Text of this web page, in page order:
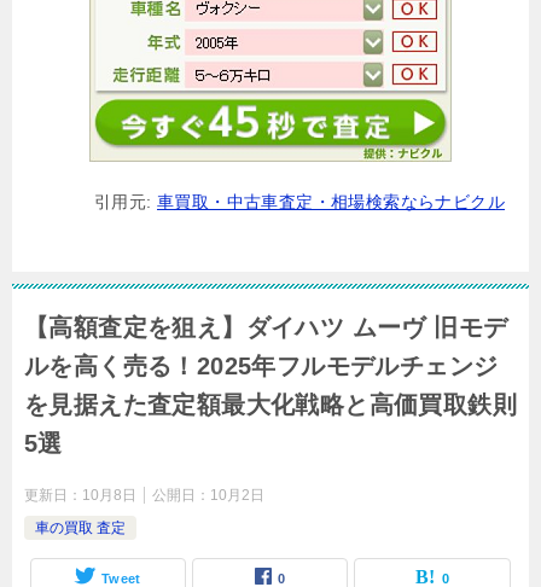
引用元: 車買取・中古車査定・相場検索ならナビクル
【高額査定を狙え】ダイハツ ムーヴ 旧モデ
ルを高く売る！2025年フルモデルチェンジ
を見据えた査定額最大化戦略と高価買取鉄則
5選
更新日： 10月8日 公開日： 10月2日
車の買取 査定
Tweet 0 0